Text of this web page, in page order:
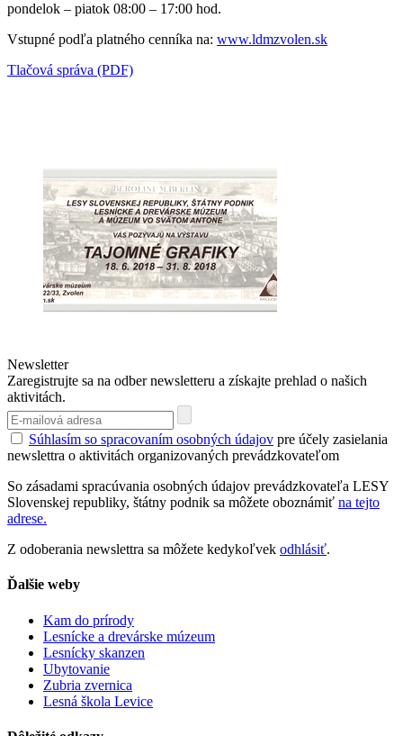
pondelok – piatok 08:00 – 17:00 hod.
Vstupné podľa platného cenníka na: www.ldmzvolen.sk
Tlačová správa (PDF)
Newsletter
Zaregistrujte sa na odber newsletteru a získajte prehlad o našich
aktivitách.
Súhlasím so spracovaním osobných údajov pre účely zasielania
newslettra o aktivitách organizovaných prevádzkovateľom
So zásadami spracúvania osobných údajov prevádzkovateľa LESY
Slovenskej republiky, štátny podnik sa môžete oboznámiť na tejto
adrese.
Z odoberania newslettra sa môžete kedykoľvek odhlásiť.
Ďalšie weby
Kam do prírody
Lesnícke a drevárske múzeum
Lesnícky skanzen
Ubytovanie
Zubria zvernica
Lesná škola Levice